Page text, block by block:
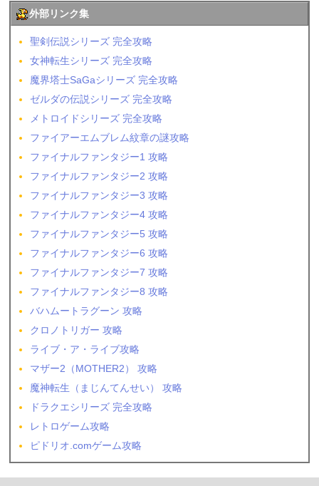
外部リンク集
聖剣伝説シリーズ 完全攻略
女神転生シリーズ 完全攻略
魔界塔士SaGaシリーズ 完全攻略
ゼルダの伝説シリーズ 完全攻略
メトロイドシリーズ 完全攻略
ファイアーエムブレム紋章の謎攻略
ファイナルファンタジー1 攻略
ファイナルファンタジー2 攻略
ファイナルファンタジー3 攻略
ファイナルファンタジー4 攻略
ファイナルファンタジー5 攻略
ファイナルファンタジー6 攻略
ファイナルファンタジー7 攻略
ファイナルファンタジー8 攻略
バハムートラグーン 攻略
クロノトリガー 攻略
ライブ・ア・ライブ攻略
マザー2（MOTHER2） 攻略
魔神転生（まじんてんせい） 攻略
ドラクエシリーズ 完全攻略
レトロゲーム攻略
ピドリオ.comゲーム攻略